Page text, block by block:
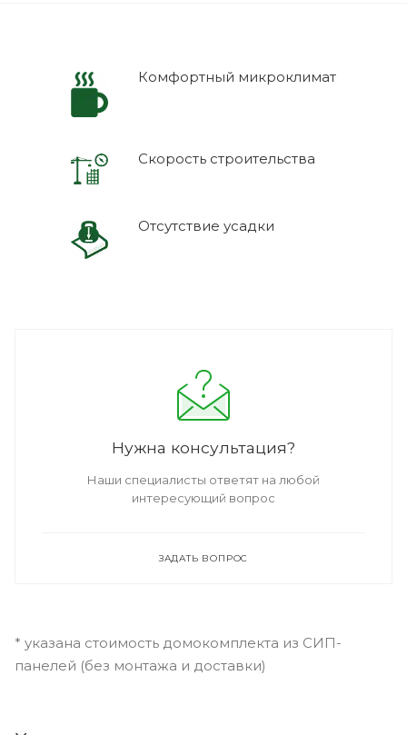
Комфортный микроклимат
Скорость строительства
Отсутствие усадки
Нужна консультация?
Наши специалисты ответят на любой
интересующий вопрос
ЗАДАТЬ ВОПРОС
* указана стоимость домокомплекта из СИП-
панелей (без монтажа и доставки)